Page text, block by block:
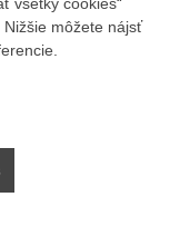
môžete nájsť